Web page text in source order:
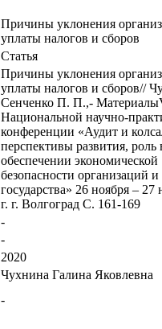
Причины уклонения
уплаты налогов и сборов
Статья
Причины уклонения
уплаты налогов и сборов//
Сенченко П. П.,-
Национальной научно-
конференции «Аудит и
перспективы развития, роль
обеспечении экономической
безопасности организаций и
государства» 26 ноября – 27
г. г. Волгоград С. 161-169
-
-
2020
Чухнина Галина Яковлевна
-